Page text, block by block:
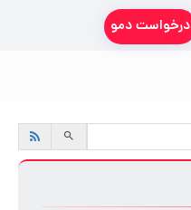
درخواست دمو